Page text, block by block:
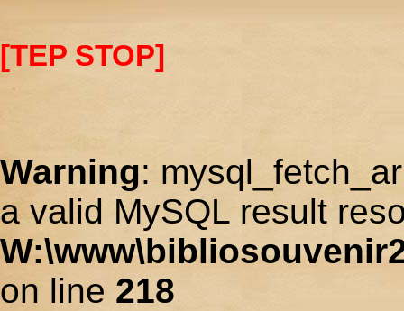
[TEP STOP]
Warning:
a valid MySQL result
on line 218